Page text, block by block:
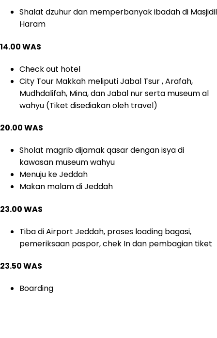
Shalat dzuhur dan memperbanyak ibadah di Masjidil
Haram
14.00 WAS
Check out hotel
City Tour Makkah meliputi Jabal Tsur , Arafah,
Mudhdalifah, Mina, dan Jabal nur serta museum al
wahyu (Tiket disediakan oleh travel)
20.00 WAS
Sholat magrib dijamak qasar dengan isya di
kawasan museum wahyu
Menuju ke Jeddah
Makan malam di Jeddah
23.00 WAS
Tiba di Airport Jeddah, proses loading bagasi,
pemeriksaan paspor, chek In dan pembagian tiket
23.50 WAS
Boarding